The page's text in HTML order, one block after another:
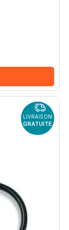
LIVRAISON
GRATUITE